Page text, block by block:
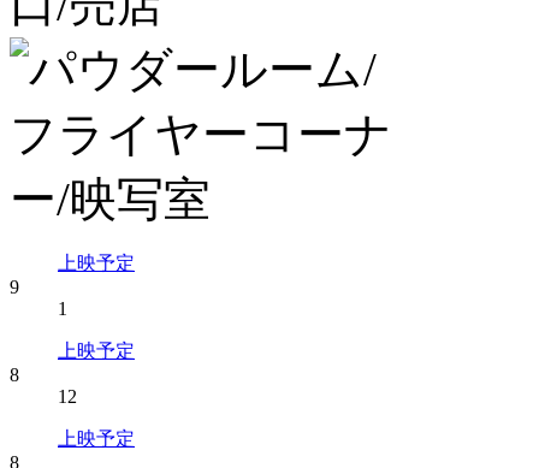
上映予定
9
1
上映予定
8
12
上映予定
8